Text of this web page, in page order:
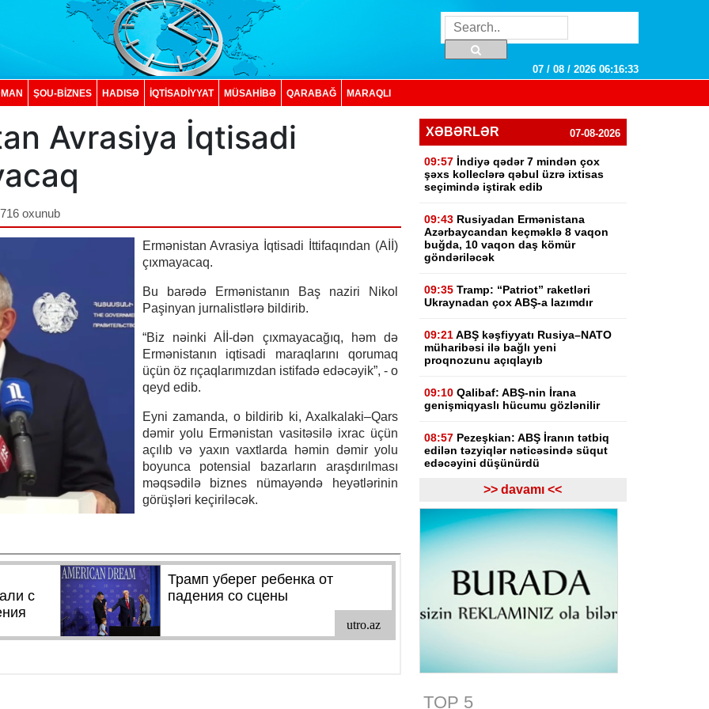
07 / 08 / 2026 06:16:34
ŞOU-BİZNES HADISƏ İQTISADIYYAT MÜSAHİBƏ QARABAĞ MARAQLI
Avrasiya İqtisadi
oxunub
Ermənistan Avrasiya İqtisadi İttifaqından (Aİİ)
çıxmayacaq.
Bu barədə Ermənistanın Baş naziri Nikol
Paşinyan jurnalistlərə bildirib.
“Biz nəinki Aİİ-dən çıxmayacağıq, həm də
Ermənistanın iqtisadi maraqlarını qorumaq
üçün öz rıçaqlarımızdan istifadə edəcəyik”, - o
qeyd edib.
Eyni zamanda, o bildirib ki, Axalkalaki–Qars
dəmir yolu Ermənistan vasitəsilə ixrac üçün
açılıb və yaxın vaxtlarda həmin dəmir yolu
boyunca potensial bazarların araşdırılması
məqsədilə biznes nümayəndə heyətlərinin
görüşləri keçiriləcək.
XƏBƏRLƏR 07-08-2026
09:57 İndiyə qədər 7 mindən çox
şəxs kolleclərə qəbul üzrə ixtisas
seçimində iştirak edib
09:43 Rusiyadan Ermənistana
Azərbaycandan keçməklə 8 vaqon
buğda, 10 vaqon daş kömür
göndəriləcək
09:35 Tramp: “Patriot” raketləri
Ukraynadan çox ABŞ-a lazımdır
09:21 ABŞ kəşfiyyatı Rusiya–NATO
müharibəsi ilə bağlı yeni
proqnozunu açıqlayıb
09:10 Qalibaf: ABŞ-nin İrana
genişmiqyaslı hücumu gözlənilir
08:57 Pezeşkian: ABŞ İranın tətbiq
edilən təzyiqlər nəticəsində süqut
edəcəyini düşünürdü
06-08-2026
19:10 Məhəmməd Salah
“Trabzonspor”la iki illik müqavilə
imzalayıb, mövsümə 17 mln. avro
19:03 Rubinyan Matviyenkoya ixrac
məhdudiyyətlərindən narahatlığını
>> davamı <<
TOP 5